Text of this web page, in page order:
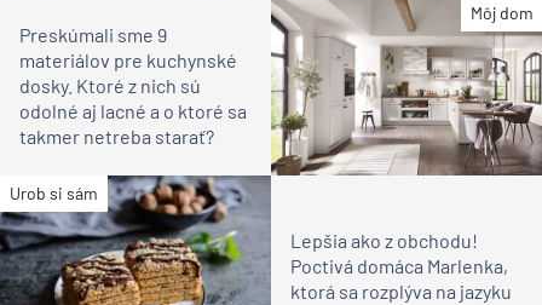
Môj dom
Preskúmali sme 9
materiálov pre kuchynské
dosky. Ktoré z nich sú
odolné aj lacné a o ktoré sa
takmer netreba starať?
Urob si sám
Lepšia ako z obchodu!
Poctivá domáca Marlenka,
ktorá sa rozplýva na jazyku